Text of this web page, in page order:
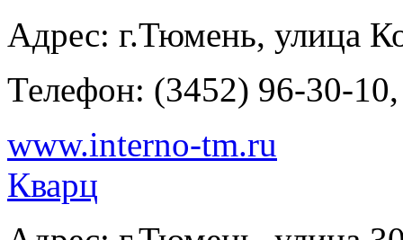
Адрес: г.Тюмень, улица
Телефон: (3452) 96-30-
www.interno-tm.ru
Кварц